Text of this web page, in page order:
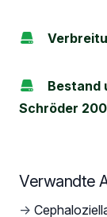
Bestand
Schröder
Verwandte
→